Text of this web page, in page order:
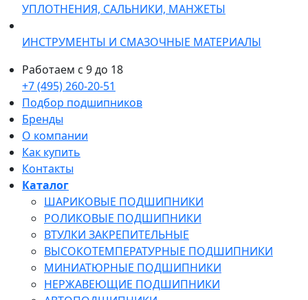
УПЛОТНЕНИЯ, САЛЬНИКИ, МАНЖЕТЫ
ИНСТРУМЕНТЫ И СМАЗОЧНЫЕ МАТЕРИАЛЫ
Работаем с 9 до 18
+7 (495) 260-20-51
Подбор подшипников
Бренды
О компании
Как купить
Контакты
Каталог
ШАРИКОВЫЕ ПОДШИПНИКИ
РОЛИКОВЫЕ ПОДШИПНИКИ
ВТУЛКИ ЗАКРЕПИТЕЛЬНЫЕ
ВЫСОКОТЕМПЕРАТУРНЫЕ ПОДШИПНИКИ
МИНИАТЮРНЫЕ ПОДШИПНИКИ
НЕРЖАВЕЮЩИЕ ПОДШИПНИКИ